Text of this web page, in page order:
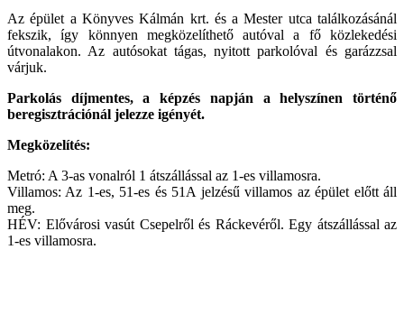
Az épület a Könyves Kálmán krt. és a Mester utca találkozásánál
fekszik, így könnyen megközelíthető autóval a fő közlekedési
útvonalakon. Az autósokat tágas, nyitott parkolóval és garázzsal
várjuk.
Parkolás díjmentes, a képzés napján a helyszínen történő
beregisztrációnál jelezze igényét.
Megközelítés:
Metró: A 3-as vonalról 1 átszállással az 1-es villamosra.
Villamos: Az 1-es, 51-es és 51A jelzésű villamos az épület előtt áll
meg.
HÉV: Elővárosi vasút Csepelről és Ráckevéről. Egy átszállással az
1-es villamosra.